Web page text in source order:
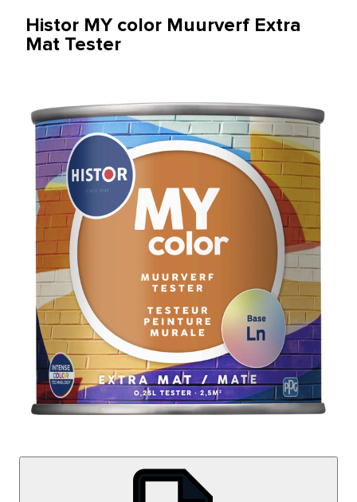
Histor MY color Muurverf Extra
Mat Tester